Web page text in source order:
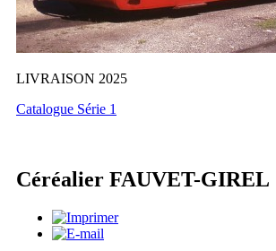
LIVRAISON 2025
Catalogue Série 1
Céréalier FAUVET-GIREL